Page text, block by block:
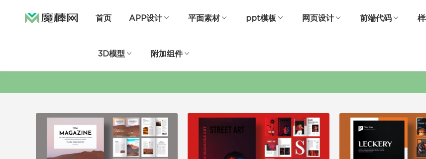
首页 APP设计 平面素材 ppt模板 网页设计 前端代码
3D模型 附加组件